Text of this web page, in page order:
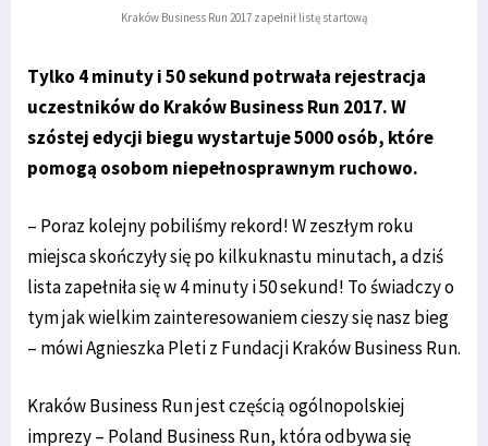
Kraków Business Run 2017 zapełnił listę startową
Tylko 4 minuty i 50 sekund potrwała rejestracja
uczestników do Kraków Business Run 2017. W
szóstej edycji biegu wystartuje 5000 osób, które
pomogą osobom niepełnosprawnym ruchowo.
– Poraz kolejny pobiliśmy rekord! W zeszłym roku
miejsca skończyły się po kilkuknastu minutach, a dziś
lista zapełniła się w 4 minuty i 50 sekund! To świadczy o
tym jak wielkim zainteresowaniem cieszy się nasz bieg
– mówi Agnieszka Pleti z Fundacji Kraków Business Run.
Kraków Business Run jest częścią ogólnopolskiej
imprezy – Poland Business Run, która odbywa się